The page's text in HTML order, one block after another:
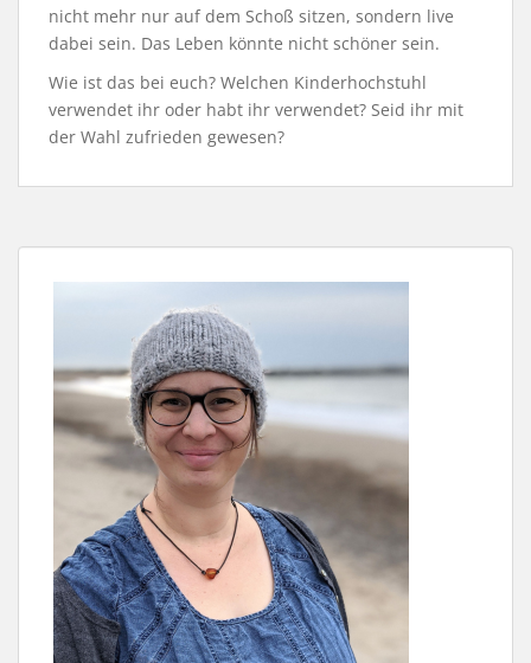
nicht mehr nur auf dem Schoß sitzen, sondern live
dabei sein. Das Leben könnte nicht schöner sein.
Wie ist das bei euch? Welchen Kinderhochstuhl
verwendet ihr oder habt ihr verwendet? Seid ihr mit
der Wahl zufrieden gewesen?